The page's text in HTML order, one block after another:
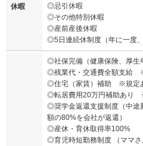
休暇
◎忌引休暇
◎その他特別休暇
◎産前産後休暇
◎5日連続休制度（年に一度、
◎社保完備（健康保険、厚生
◎残業代・交通費全額支給
◎住宅（家賃）補助 ※規定
◎転居費用20万円補助あり
◎奨学金返還支援制度（中途
額の80%を会社が返還）
◎産休・育休取得率100%
◎育児時短勤務制度 （ママさ